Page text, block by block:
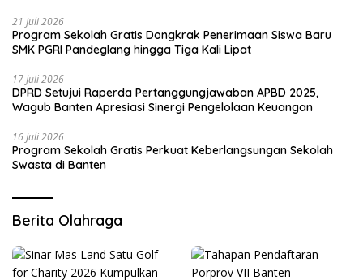
21 Juli 2026
Program Sekolah Gratis Dongkrak Penerimaan Siswa Baru
SMK PGRI Pandeglang hingga Tiga Kali Lipat
17 Juli 2026
DPRD Setujui Raperda Pertanggungjawaban APBD 2025,
Wagub Banten Apresiasi Sinergi Pengelolaan Keuangan
16 Juli 2026
Program Sekolah Gratis Perkuat Keberlangsungan Sekolah
Swasta di Banten
Berita Olahraga